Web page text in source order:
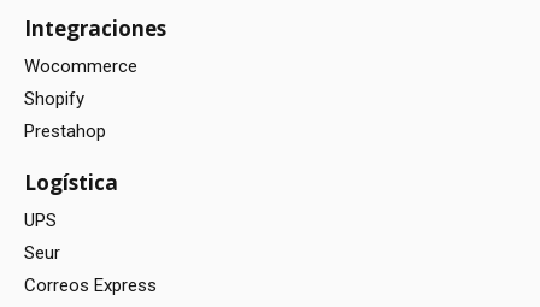
Integraciones
Wocommerce
Shopify
Prestahop
Logística
UPS
Seur
Correos Express